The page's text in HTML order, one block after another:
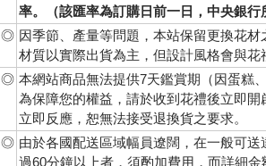
率。（該匯率為訂購日前一日，中央銀行
◎ 因季節、產量等問題，本站保留更換花
材質以實際出貨為主，但設計風格會與花
◎ 本網站商品無法提供7天鑑賞期（因蛋糕
為保障您的權益，請於收到花禮後立即
立即反應，恕無法接受退換貨之要求。
◎ 由於各國配送區域幅員遼闊，在一般可
過60分鐘以上者，須酌加費用，而詳細